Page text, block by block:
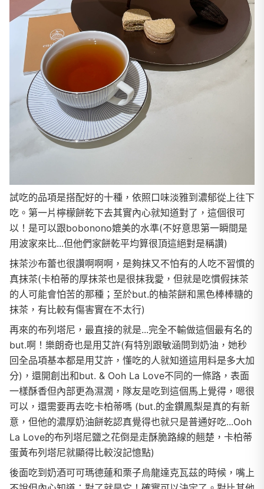
試吃的品項是搭配好的十種，依照口味淡雅到濃郁從上往下
吃。第一片檸檬餅乾下去其實內心就知道對了，這個很可
以！是可以跟bobonono媲美的水準(不好意思第一瞬間是
用波家來比...但他們家餅乾平均算很頂這絕對是稱讚)
抹茶沙布蕾也很讚啊啊啊，是夠抹又不怕有的人吃不習慣的
真抹茶(卡柏蒂的厚抹茶也是很抹我愛，但就是吃慣假抹茶
的人可能會怕苦的那種；至於but.的柚茶餅和黑色棒棒糖的
抹茶，有比較有傷害實在不太行)
再來的布列塔尼，最直接的就是...完全不輸做這個最有名的
but.啊！樂朗奇也是用艾許(有特別跟敏涵問到奶油，她秒
回全品項基本都是用艾許，懂吃的人就知道這用料是多大加
分)，還開創出和but. & Ooh La Love不同的一條路，表面
一樣酥香但內部更為濕潤，隊友是吃到這個馬上覺得，嗯很
可以，還需要再去吃卡柏蒂嗎 (but.的金鑽鳳梨是真的有新
意，但他的濃厚奶油餅乾認真覺得也就只是普通好吃...Ooh
La Love的布列塔尼鹽之花倒是走酥脆路線的翹楚，卡柏蒂
蛋黃布列塔尼就顯得比較沒記憶點)
後面吃到奶酒可可瑪德蓮和栗子烏龍達克瓦茲的時候，嘴上